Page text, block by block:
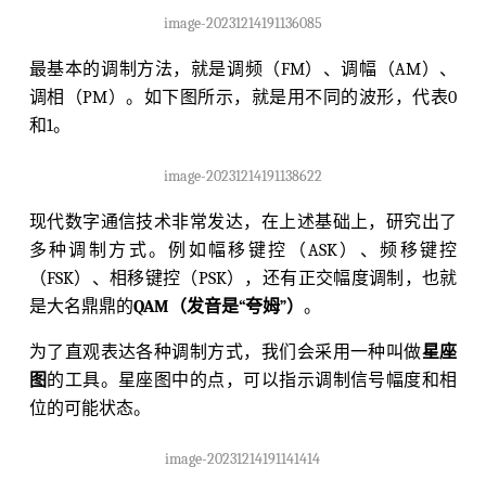
image-20231214191136085
最基本的调制方法，就是调频（FM）、调幅（AM）、
调相（PM）。如下图所示，就是用不同的波形，代表0
和1。
image-20231214191138622
现代数字通信技术非常发达，在上述基础上，研究出了
多种调制方式。例如幅移键控（ASK）、频移键控
（FSK）、相移键控（PSK），还有正交幅度调制，也就
是大名鼎鼎的QAM（发音是“夸姆”） 。
为了直观表达各种调制方式，我们会采用一种叫做星座
图的工具。星座图中的点，可以指示调制信号幅度和相
位的可能状态。
image-20231214191141414